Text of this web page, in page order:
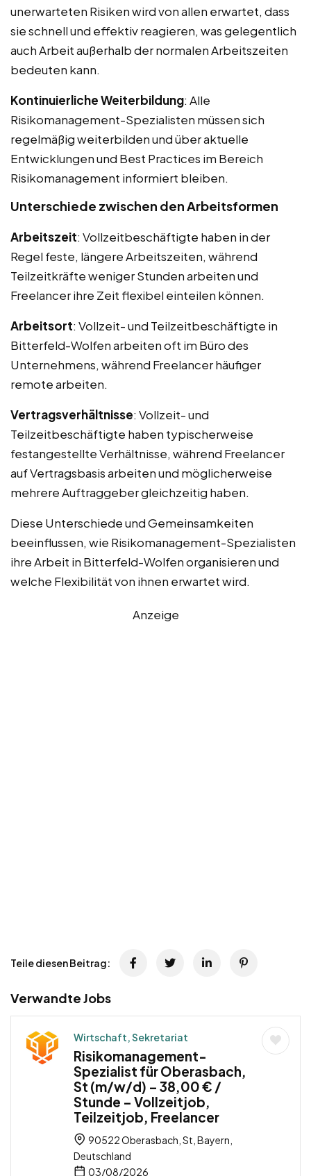
unerwarteten Risiken wird von allen erwartet, dass
sie schnell und effektiv reagieren, was gelegentlich
auch Arbeit außerhalb der normalen Arbeitszeiten
bedeuten kann.
Kontinuierliche Weiterbildung: Alle
Risikomanagement-Spezialisten müssen sich
regelmäßig weiterbilden und über aktuelle
Entwicklungen und Best Practices im Bereich
Risikomanagement informiert bleiben.
Unterschiede zwischen den Arbeitsformen
Arbeitszeit: Vollzeitbeschäftigte haben in der
Regel feste, längere Arbeitszeiten, während
Teilzeitkräfte weniger Stunden arbeiten und
Freelancer ihre Zeit flexibel einteilen können.
Arbeitsort: Vollzeit- und Teilzeitbeschäftigte in
Bitterfeld-Wolfen arbeiten oft im Büro des
Unternehmens, während Freelancer häufiger
remote arbeiten.
Vertragsverhältnisse: Vollzeit- und
Teilzeitbeschäftigte haben typischerweise
festangestellte Verhältnisse, während Freelancer
auf Vertragsbasis arbeiten und möglicherweise
mehrere Auftraggeber gleichzeitig haben.
Diese Unterschiede und Gemeinsamkeiten
beeinflussen, wie Risikomanagement-Spezialisten
ihre Arbeit in Bitterfeld-Wolfen organisieren und
welche Flexibilität von ihnen erwartet wird.
Anzeige
Teile diesen Beitrag:
Verwandte Jobs
Wirtschaft, Sekretariat
Risikomanagement-
Spezialist für Oberasbach,
St (m/w/d) – 38,00 € /
Stunde – Vollzeitjob,
Teilzeitjob, Freelancer
90522 Oberasbach, St, Bayern,
Deutschland
03/08/2026